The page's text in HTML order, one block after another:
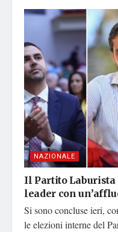
NAZIONALE
Il Partito Laburista
leader con
Si sono concluse ieri,
le elezioni interne del